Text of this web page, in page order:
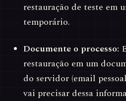
restauração de teste em
temporário.
Documente o processo:
restauração em um
do servidor (email
vai precisar dessa